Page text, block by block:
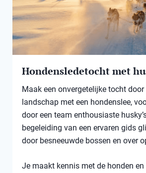
Hondensledetocht met
Maak een onvergetelijke tocht
landschap met een hondenslee,
door een team enthousiaste
begeleiding van een ervaren gids
door besneeuwde bossen en over
Je maakt kennis met de honden en